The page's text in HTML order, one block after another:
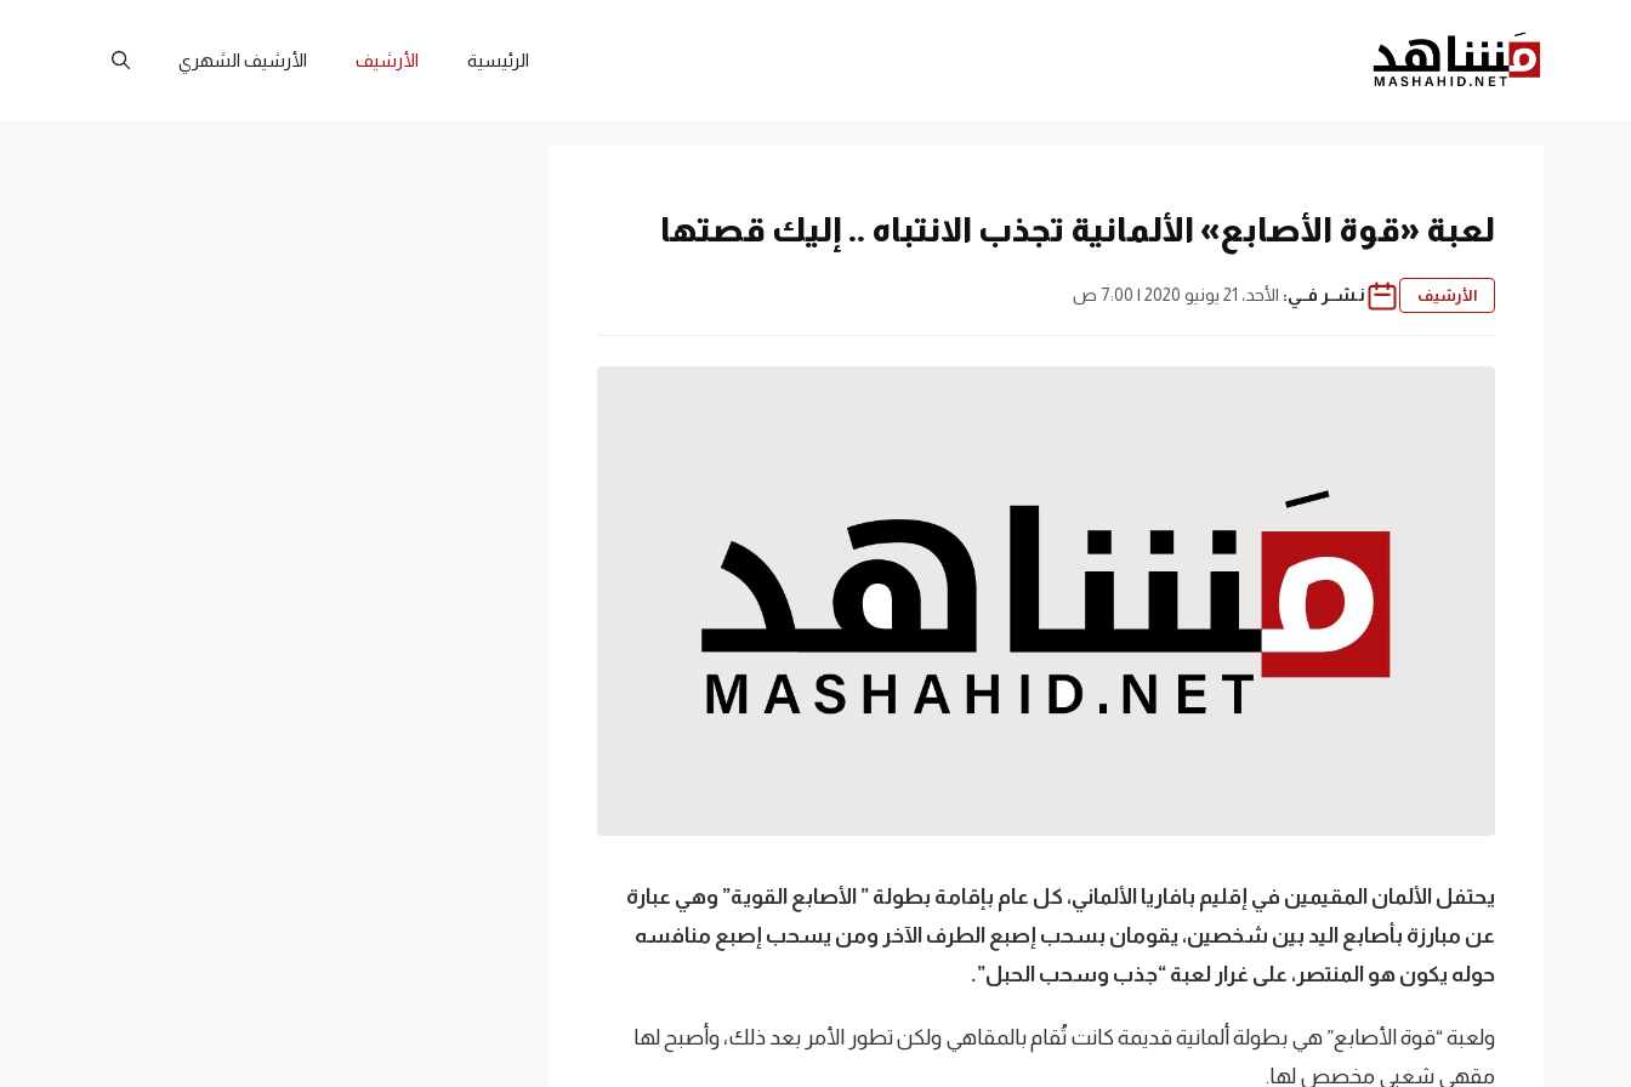
الرئيسية الأرشيف الأرشيف الشهري
لعبة «قوة الأصابع» الألمانية تجذب الانتباه .. إليك قصتها
الأرشيف نـشــر فــي: الأحد، 21 يونيو 2020 | 7:00 ص
يحتفل الألمان المقيمين في إقليم بافاريا الألماني، كل عام بإقامة بطولة ” الأصابع القوية” وهي عبارة
عن مبارزة بأصابع اليد بين شخصين، يقومان بسحب إصبع الطرف الآخر ومن يسحب إصبع منافسه
حوله يكون هو المنتصر، على غرار لعبة “جذب وسحب الحبل”.
ولعبة “قوة الأصابع” هي بطولة ألمانية قديمة كانت تُقام بالمقاهي ولكن تطور الأمر بعد ذلك، وأصبح لها
مقهى شعبي مخصص لها.